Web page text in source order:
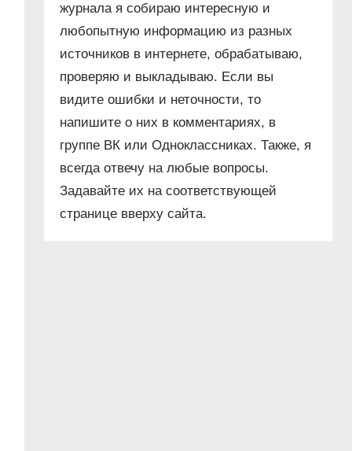
журнала я собираю интересную и
любопытную информацию из разных
источников в интернете, обрабатываю,
проверяю и выкладываю. Если вы
видите ошибки и неточности, то
напишите о них в комментариях, в
группе ВК или Одноклассниках. Также, я
всегда отвечу на любые вопросы.
Задавайте их на соответствующей
странице вверху сайта.